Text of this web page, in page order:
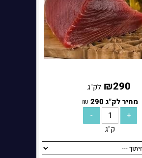
₪290
לק"ג
מחיר לק"ג 290
₪
ק"ג